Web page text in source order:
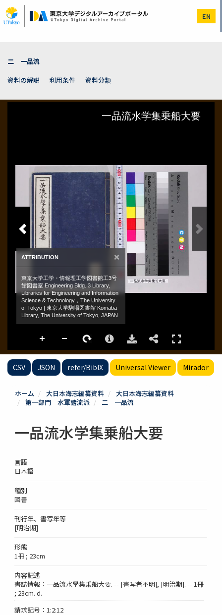
イ
ン
EN
二 一品流
資料の解説
利用条件 資料分類
CSV JSON refer/BibIX Universal Viewer Mirador
ホーム 大日本海志編纂資料
大日本海志編纂資料
第一部門 水軍諸流派
二 一品流
一品流水学集乗船大要
言語
日本語
種別
図書
刊行年、書写年等
[明治期]
形態
1冊 ; 23cm
内容記述
書誌情報：一品流水學集乗船大要. -- [書写者不明], [明治期]. -- 1冊
; 23cm. d.
請求記号：1:2:12